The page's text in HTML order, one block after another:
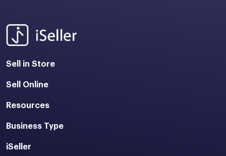
Sell in Store
Sell Online
Resources
Business Type
iSeller